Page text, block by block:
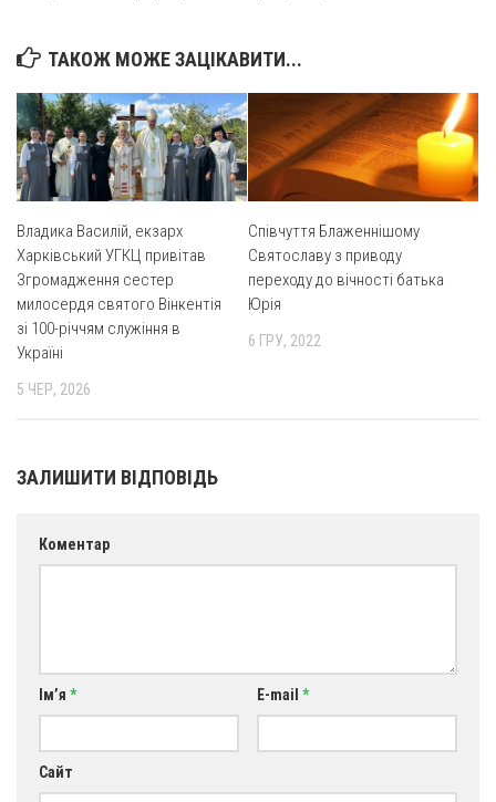
ТАКОЖ МОЖЕ ЗАЦІКАВИТИ...
Владика Василій, екзарх
Харківський УГКЦ привітав
Згромадження сестер
милосердя святого Вінкентія
зі 100-річчям служіння в
Україні
5 ЧЕР, 2026
Співчуття Блаженнішому
Святославу з приводу
переходу до вічності батька
Юрія
6 ГРУ, 2022
ЗАЛИШИТИ ВІДПОВІДЬ
Коментар
Ім’я * E-mail *
Сайт